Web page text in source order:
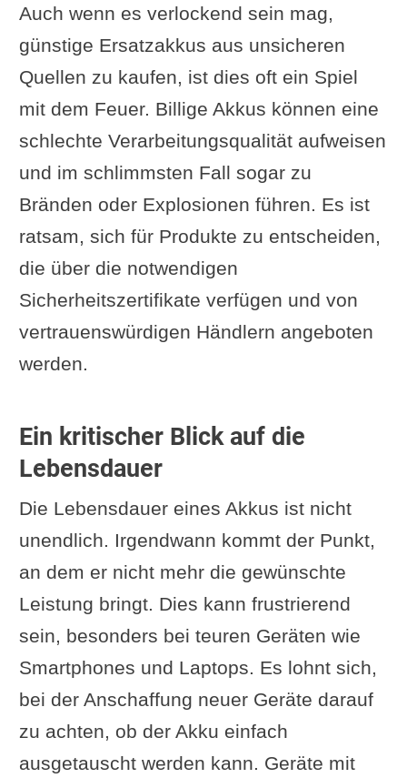
Auch wenn es verlockend sein mag,
günstige Ersatzakkus aus unsicheren
Quellen zu kaufen, ist dies oft ein Spiel
mit dem Feuer. Billige Akkus können eine
schlechte Verarbeitungsqualität aufweisen
und im schlimmsten Fall sogar zu
Bränden oder Explosionen führen. Es ist
ratsam, sich für Produkte zu entscheiden,
die über die notwendigen
Sicherheitszertifikate verfügen und von
vertrauenswürdigen Händlern angeboten
werden.
Ein kritischer Blick auf die
Lebensdauer
Die Lebensdauer eines Akkus ist nicht
unendlich. Irgendwann kommt der Punkt,
an dem er nicht mehr die gewünschte
Leistung bringt. Dies kann frustrierend
sein, besonders bei teuren Geräten wie
Smartphones und Laptops. Es lohnt sich,
bei der Anschaffung neuer Geräte darauf
zu achten, ob der Akku einfach
ausgetauscht werden kann. Geräte mit